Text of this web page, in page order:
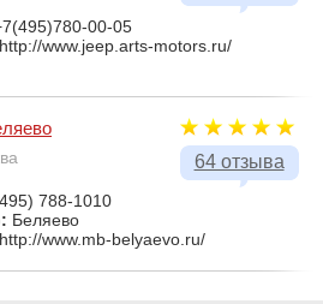
00-05
http://www.jeep.arts-motors.ru/
64 отзыва
788-1010
Беляево
http://www.mb-belyaevo.ru/